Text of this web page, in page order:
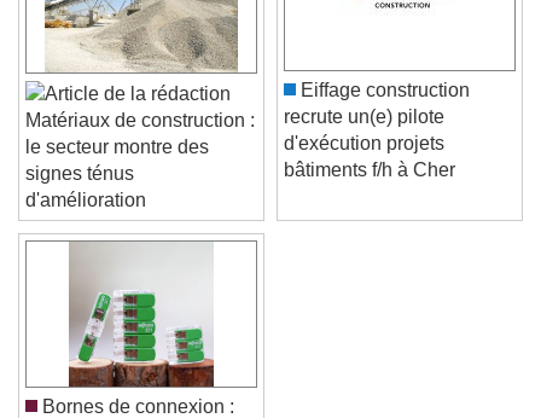
Matériaux de construction :
le secteur montre des
signes ténus
d'amélioration
Eiffage construction
recrute un(e) pilote
d'exécution projets
bâtiments f/h à Cher
Bornes de connexion :